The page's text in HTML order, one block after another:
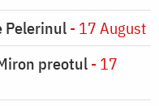
Pelerinul- 17 August
preotul- 17